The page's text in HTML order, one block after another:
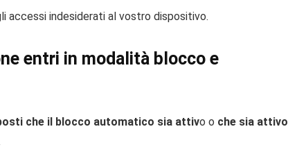
accessi indesiderati al vostro dispositivo.
entri in modalità blocco e
che il blocco automatico sia attivo o che sia attivo